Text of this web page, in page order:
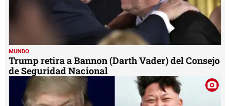
MUNDO
Trump retira a Bannon (Darth Vader) del Consejo
de Seguridad Nacional